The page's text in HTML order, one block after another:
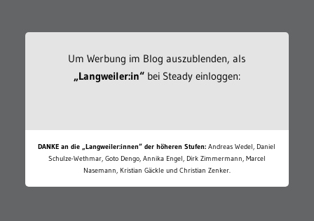
Um Werbung im Blog auszublenden, als
„Langweiler:in“bei Steady einloggen:
DANKE an die „Langweiler:innen“ der höheren Stufen: Andreas Wedel, Daniel
Schulze-Wethmar, Goto Dengo, Annika Engel, Dirk Zimmermann, Marcel
Nasemann, Kristian Gäckle und Christian Zenker.